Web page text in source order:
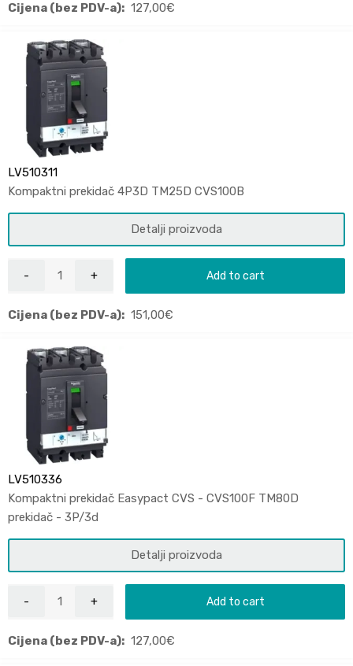
Cijena (bez PDV-a): 127,00€
LV510311
Kompaktni prekidač 4P3D TM25D CVS100B
Detalji proizvoda
Add to cart
Cijena (bez PDV-a): 151,00€
LV510336
Kompaktni prekidač Easypact CVS - CVS100F TM80D
prekidač - 3P/3d
Detalji proizvoda
Add to cart
Cijena (bez PDV-a): 127,00€